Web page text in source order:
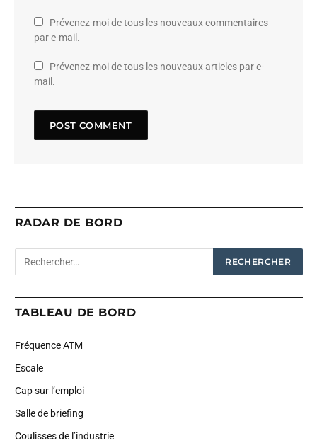
Prévenez-moi de tous les nouveaux commentaires
par e-mail.
Prévenez-moi de tous les nouveaux articles par e-
mail.
RADAR DE BORD
TABLEAU DE BORD
Fréquence ATM
Escale
Cap sur l’emploi
Salle de briefing
Coulisses de l’industrie